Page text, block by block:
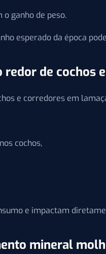
ganho de peso.
esperado da época
de cochos
e corredores em
cochos,
e impactam
mineral